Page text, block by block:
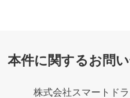
本件に関するお問
株式会社スマートド